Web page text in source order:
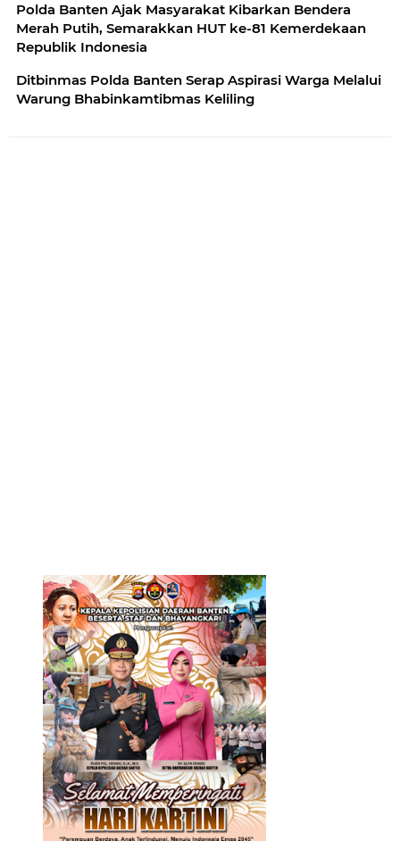
Polda Banten Ajak Masyarakat Kibarkan Bendera
Merah Putih, Semarakkan HUT ke-81 Kemerdekaan
Republik Indonesia
Ditbinmas Polda Banten Serap Aspirasi Warga Melalui
Warung Bhabinkamtibmas Keliling